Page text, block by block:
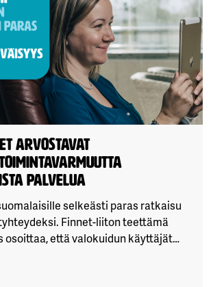
arvostavat
palvelua
selkeästi paras ratkaisu
Finnet-liiton teettämä
osoittaa, että valokuidun käyttäjät…